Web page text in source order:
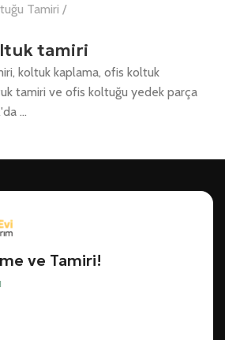
Tamiri
tamiri
koltuk kaplama, ofis koltuk
tamiri ve ofis koltuğu yedek parça
...
ve Tamiri!